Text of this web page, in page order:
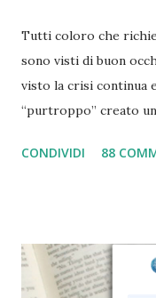
Tutti coloro che
sono visti di buon
visto la crisi continua
“purtroppo” creato un
ancora da varie
altrettante hanno
tipologie di prestiti a
CONDIVIDI 88